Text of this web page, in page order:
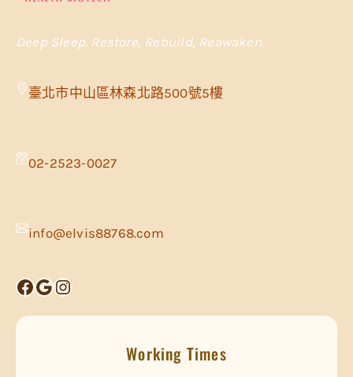
Deep Sleep. Restore, Rebuild, Reawaken.
臺北市中山區林森北路500號5樓
02-2523-0027
info@elvis88768.com
Facebook Google Instagram
Working Times